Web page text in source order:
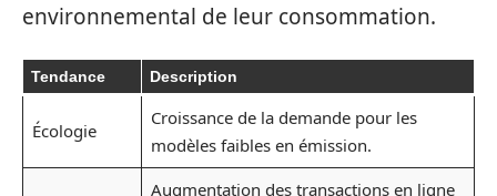
environnemental de leur consommation.
Tendance Description
Écologie
Croissance de la demande pour les
modèles faibles en émission.
Augmentation des transactions en ligne